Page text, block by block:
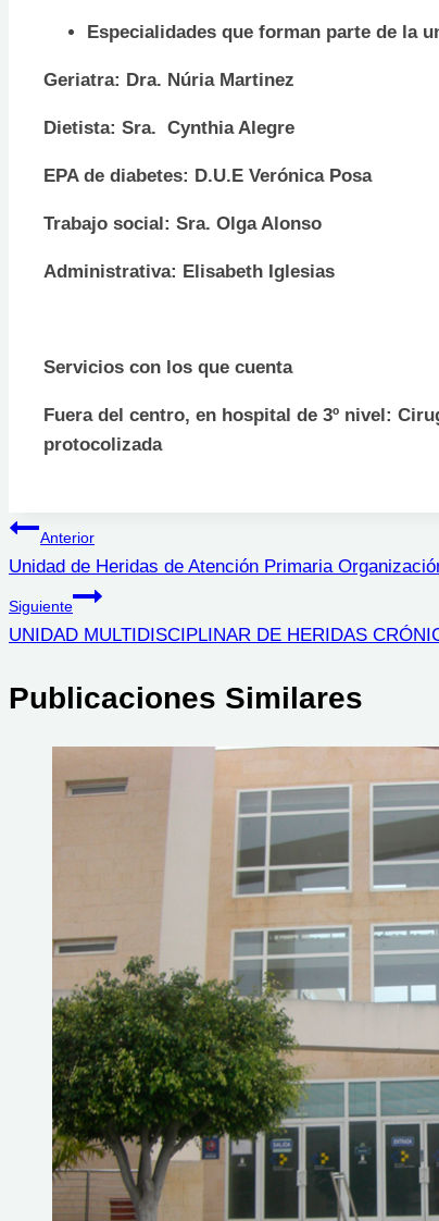
Especialidades que forman parte de la
Geriatra: Dra. Núria Martinez
Dietista: Sra.
EPA de diabetes: D.U.E Verónica Posa
Trabajo social: Sra. Olga Alonso
Administrativa: Elisabeth Iglesias
Servicios con los que cuenta
Fuera del centro, en hospital de 3º nivel:
protocolizada
Navegación
de
entradas
Anterior
Unidad de Heridas de Atención Primaria
Siguiente
UNIDAD MULTIDISCIPLINAR DE HERIDAS
Publicaciones Similares